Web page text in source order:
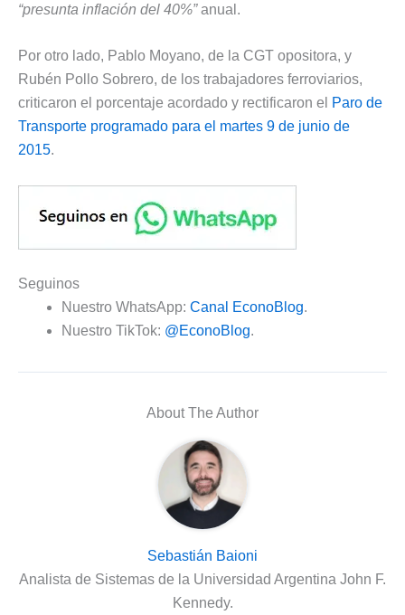
“presunta inflación del 40%”anual.
Por otro lado, Pablo Moyano, de la CGT opositora, y
Rubén Pollo Sobrero, de los trabajadores ferroviarios,
criticaron el porcentaje acordado y rectificaron el
Paro de
Transporte programado para el martes 9 de junio de
2015.
Seguinos
Nuestro WhatsApp: Canal EconoBlog.
Nuestro TikTok: @EconoBlog.
About The Author
Sebastián Baioni
Analista de Sistemas de la Universidad Argentina John F.
Kennedy.